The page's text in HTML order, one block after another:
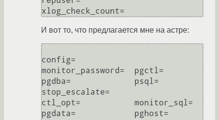
И вот то, что предлагается мне на астре:
config=
monitor_password=  pgctl=
pgdba=             psql=
stop_escalate=
ctl_opt=           monitor_sql=
pgdata=            pghost=